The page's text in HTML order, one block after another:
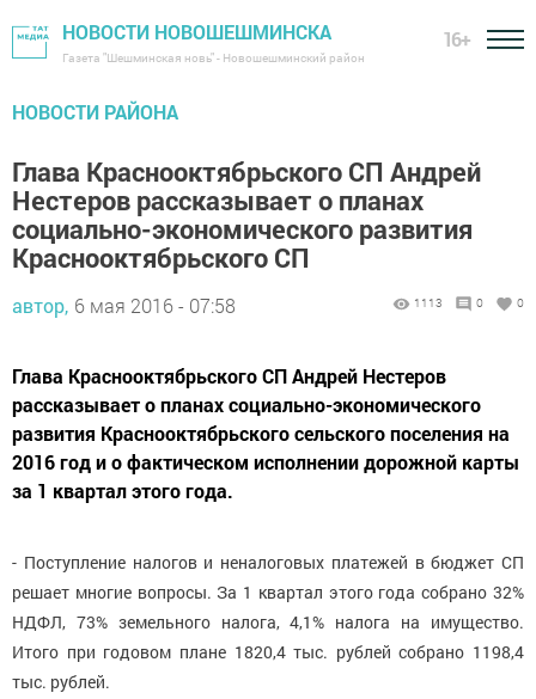
НОВОСТИ НОВОШЕШМИНСКА
Газета "Шешминская новь" - Новошешминский район
16+
НОВОСТИ РАЙОНА
Глава Краснооктябрьского СП Андрей
Нестеров рассказывает о планах
социально-экономического развития
Краснооктябрьского СП
автор, 6 мая 2016 - 07:58 1113 0 0
Глава Краснооктябрьского СП Андрей Нестеров
рассказывает о планах социально-экономического
развития Краснооктябрьского сельского поселения на
2016 год и о фактическом исполнении дорожной карты
за 1 квартал этого года.
- Поступление налогов и неналоговых платежей в бюджет СП
решает многие вопросы. За 1 квартал этого года собрано 32%
НДФЛ, 73% земельного налога, 4,1% налога на имущество.
Итого при годовом плане 1820,4 тыс. рублей собрано 1198,4
тыс. рублей.